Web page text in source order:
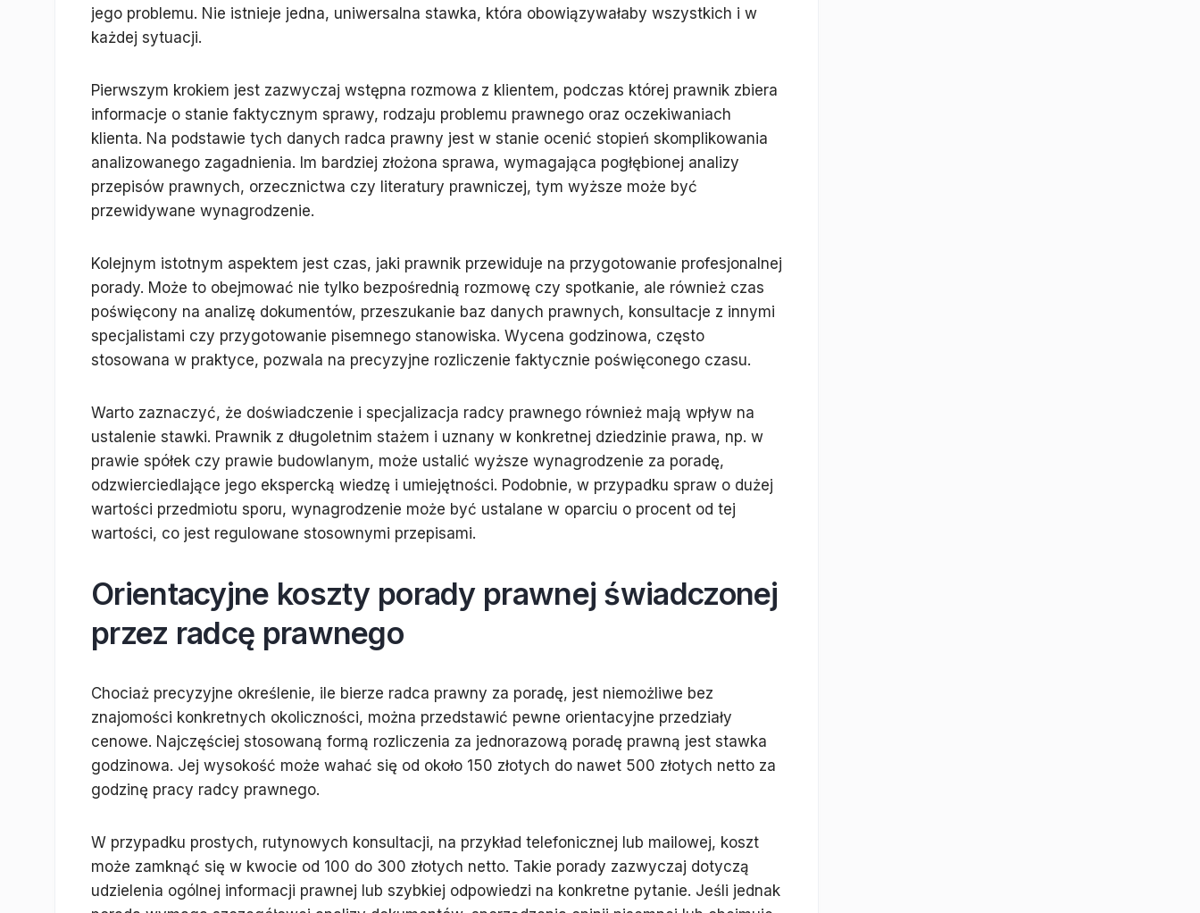
jego problemu. Nie istnieje jedna, uniwersalna stawka, która obowiązywałaby wszystkich i w
każdej sytuacji.
Pierwszym krokiem jest zazwyczaj wstępna rozmowa z klientem, podczas której prawnik zbiera
informacje o stanie faktycznym sprawy, rodzaju problemu prawnego oraz oczekiwaniach
klienta. Na podstawie tych danych radca prawny jest w stanie ocenić stopień skomplikowania
analizowanego zagadnienia. Im bardziej złożona sprawa, wymagająca pogłębionej analizy
przepisów prawnych, orzecznictwa czy literatury prawniczej, tym wyższe może być
przewidywane wynagrodzenie.
Kolejnym istotnym aspektem jest czas, jaki prawnik przewiduje na przygotowanie profesjonalnej
porady. Może to obejmować nie tylko bezpośrednią rozmowę czy spotkanie, ale również czas
poświęcony na analizę dokumentów, przeszukanie baz danych prawnych, konsultacje z innymi
specjalistami czy przygotowanie pisemnego stanowiska. Wycena godzinowa, często
stosowana w praktyce, pozwala na precyzyjne rozliczenie faktycznie poświęconego czasu.
Warto zaznaczyć, że doświadczenie i specjalizacja radcy prawnego również mają wpływ na
ustalenie stawki. Prawnik z długoletnim stażem i uznany w konkretnej dziedzinie prawa, np. w
prawie spółek czy prawie budowlanym, może ustalić wyższe wynagrodzenie za poradę,
odzwierciedlające jego ekspercką wiedzę i umiejętności. Podobnie, w przypadku spraw o dużej
wartości przedmiotu sporu, wynagrodzenie może być ustalane w oparciu o procent od tej
wartości, co jest regulowane stosownymi przepisami.
Orientacyjne koszty porady prawnej świadczonej
przez radcę prawnego
Chociaż precyzyjne określenie, ile bierze radca prawny za poradę, jest niemożliwe bez
znajomości konkretnych okoliczności, można przedstawić pewne orientacyjne przedziały
cenowe. Najczęściej stosowaną formą rozliczenia za jednorazową poradę prawną jest stawka
godzinowa. Jej wysokość może wahać się od około 150 złotych do nawet 500 złotych netto za
godzinę pracy radcy prawnego.
W przypadku prostych, rutynowych konsultacji, na przykład telefonicznej lub mailowej, koszt
może zamknąć się w kwocie od 100 do 300 złotych netto. Takie porady zazwyczaj dotyczą
udzielenia ogólnej informacji prawnej lub szybkiej odpowiedzi na konkretne pytanie. Jeśli jednak